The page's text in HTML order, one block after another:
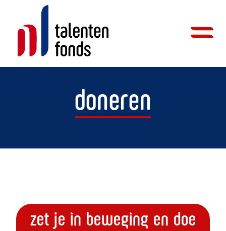
doneren
zet je in beweging en doe